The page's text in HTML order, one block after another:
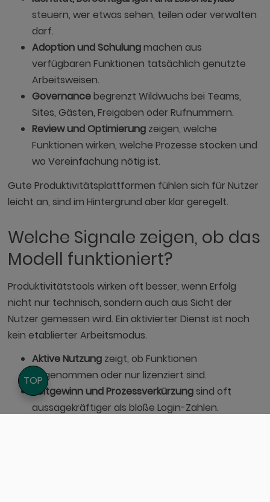
steuern, wer etwas sehen, teilen oder verwalten
darf.
Adoption und Schulungmachen aus
verfügbaren Funktionen tatsächlich genutzte
Arbeitsweisen.
Governancebegrenzt Wildwuchs bei Teams,
Sites, Gästen, Freigaben oder Rufnummern.
Review und Optimierungzeigen, welche
Funktionen wirken, welche Prozesse stocken und
wo Vereinfachung nötig ist.
Gute Produktivitätsplattformen fühlen sich für Nutzer
leicht an, sind im Hintergrund aber klar geregelt.
Welche Signale zeigen, ob das
Modell funktioniert?
Produktivitätstools wirken oft besser, wenn Erfolg
nicht nur technisch, sondern auch aus Sicht der
Nutzer gemessen wird. Ein aktivierter Dienst ist noch
kein etablierter Arbeitsmodus.
Aktive Nutzungzeigt, ob Funktionen
angenommen oder nur lizenziert sind.
Zeitgewinn und Prozessverkürzungsind oft
aussagekräftiger als bloße Login-Zahlen.
TOP